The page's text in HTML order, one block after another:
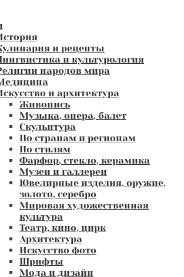
и рецепты
и культурология
народов мира
и архитектура
Живопись
Музыка, опера, балет
Скульптура
По странам и регионам
По стилям
Фарфор, стекло, керамика
Музеи и галлереи
Ювелирные изделия, оружие,
золото, серебро
Мировая художественная
культура
Театр, кино, цирк
Архитектура
Искусство фото
Шрифты
Мода и дизайн